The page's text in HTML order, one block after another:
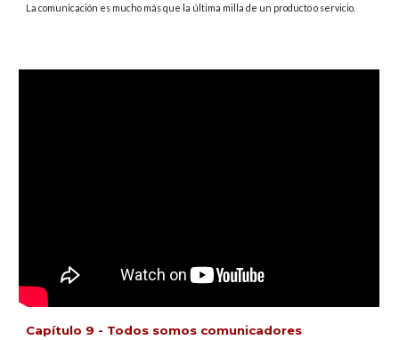
La comunicación es mucho más que la última milla de un producto o servicio.
Capítulo 9 - Todos somos comunicadores